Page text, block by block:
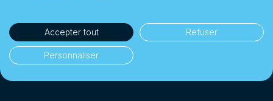
Accepter tout Refuser
Personnaliser